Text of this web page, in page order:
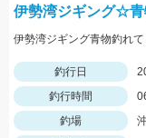
伊勢湾ジギング☆
釣行日
釣行時間
釣場